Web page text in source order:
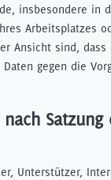
insbesondere in
Arbeitsplatzes
Ansicht sind, dass
gegen die
Satzung
Unterstützer,